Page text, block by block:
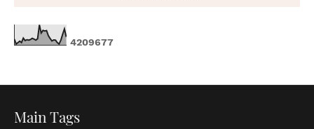
4209677
Main Tags